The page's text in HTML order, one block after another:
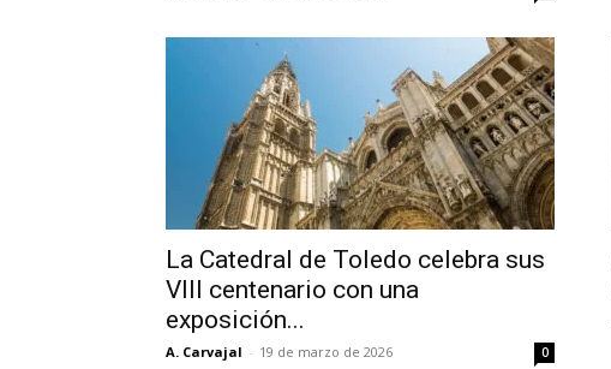
La Catedral de Toledo celebra sus
VIII centenario con una
exposición...
A. Carvajal - 19 de marzo de 2026 0